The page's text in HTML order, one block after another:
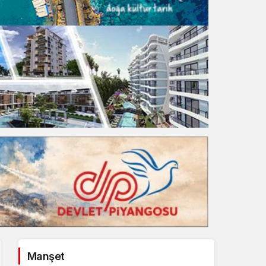
Gece Modu
Gece modunu seçin.
Sistem Modu
Sistem modunu seçin.
Manşet